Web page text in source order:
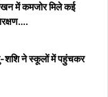
में कमजोर मिले कई
शशि ने स्कूलों में पहुंचकर